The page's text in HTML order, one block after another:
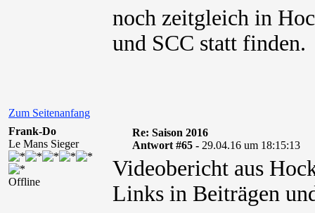
noch zeitgleich in
und SCC statt finden.
Zum Seitenanfang
Frank-Do
Le Mans Sieger
Offline
Re: Saison 2016
Antwort #65 - 29.04.16 um 18:15:13
Videobericht aus
Links in Beiträgen